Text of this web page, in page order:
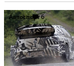
Автоспорт6